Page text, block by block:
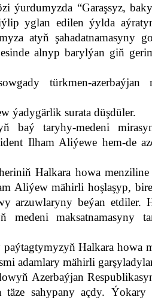
ýurdumyzda “Garaşsyz,
yglan edilen ýylda
atyň şahadatnamasyny
alnyp barylýan giň
türkmen-azerbaýjan
ýadygärlik surata düşdüler.
baý taryhy-medeni
Ilham Aliýewe hem-de
Halkara howa menziline
Aliýew mähirli hoşlaşyp,
arzuwlaryny beýan etdiler.
medeni maksatnamasyny
Halkara howa
adamlary mähirli
Azerbaýjan
sahypany açdy. Ýokary